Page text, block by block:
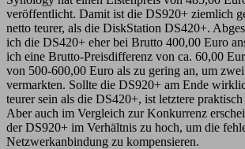
veröffentlicht. Damit ist die DS920+ ziemlich
netto teurer, als die DiskStation DS420+.
ich die DS420+ eher bei Brutto 400,00 Euro
ich eine Brutto-Preisdifferenz von ca. 60,00
von 500-600,00 Euro als zu gering an, um
vermarkten. Sollte die DS920+ am Ende
teurer sein als die DS420+, ist letztere
Aber auch im Vergleich zur Konkurrenz
der DS920+ im Verhältnis zu hoch, um die
Netzwerkanbindung zu kompensieren.